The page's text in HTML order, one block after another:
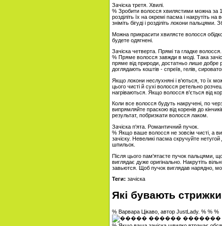
Зачіска третя. Хвилі.
% Зробити волосся хвилястими можна за
розділіть їх на окремі пасма і накрутіть
зніміть бігуді і розділіть локони пальцями.
Можна прикрасити хвилясте волосся
будете одягнені.
Зачіска четверта. Прямі та гладке волосся.
% Пряме волосся завжди в моді. Така
пряме від природи, достатньо лише добре
доглядають коштів - спреїв, гелів,
Якщо локони неслухняні і в'ються, то їх
цього чисті й сухі волосся ретельно
нагріваються. Якщо волосся в'ється від
Коли все волосся будуть накручені, по
випрямляйте праскою від коренів до
результат, побризкати волосся лаком.
Зачіска п'ята. Романтичний пучок.
% Якщо ваше волосся не зовсім чисті, а
зачіску. Невеликі пасма скручуйте
шпильок.
Після цього пам'ятаєте пучок пальцями,
виглядає дуже оригінально. Накрутіть
завьются. Щоб пучок виглядав нарядно,
Теги: зачіска
Які бувають
% Варвара Цікаво, автор JustLady. % % %